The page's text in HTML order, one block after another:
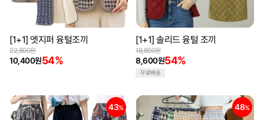
[1+1] 엣지퍼 융털조끼
10,400원54%
22,800원
[1+1] 솔리드 융털 조끼
8,600원54%
18,800원
무료배송
43% 48%